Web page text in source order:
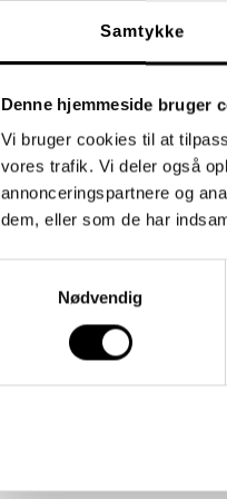
Samtykke
Denne hjemmeside bruger
Vi bruger cookies til at
vores trafik. Vi deler også
annonceringspartnere og
dem, eller som de har
Nødvendig
og